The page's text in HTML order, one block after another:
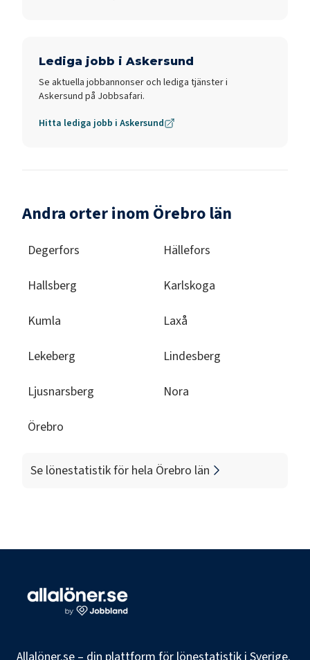
Lediga jobb i Askersund
Se aktuella jobbannonser och lediga tjänster i
Askersund på Jobbsafari.
Hitta lediga jobb i Askersund
Andra orter inom Örebro län
Degerfors Hällefors
Hallsberg Karlskoga
Kumla Laxå
Lekeberg Lindesberg
Ljusnarsberg Nora
Örebro
Se lönestatistik för hela Örebro län